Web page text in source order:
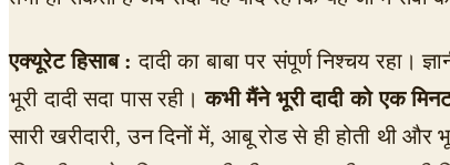
एक्यूरेट हिसाब :दादी का बाबा पर संपूर्ण निश्चय रहा।
भूरी दादी सदा पास रही।कभी मैंने भूरी दादी को एक
सारी खरीदारी, उन दिनों में, आबू रोड से ही होती थी और